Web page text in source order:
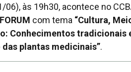
às 19h30, acontece no
com tema “Cultura,
Conhecimentos tradicionais
plantas medicinais”.